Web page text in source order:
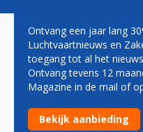
ERIC VAN
DAG
Ontvang een jaar lang
Luchtvaartnieuws en
toegang tot al het
Ontvang tevens 12
Magazine in de mail of
Bekijk aanbieding